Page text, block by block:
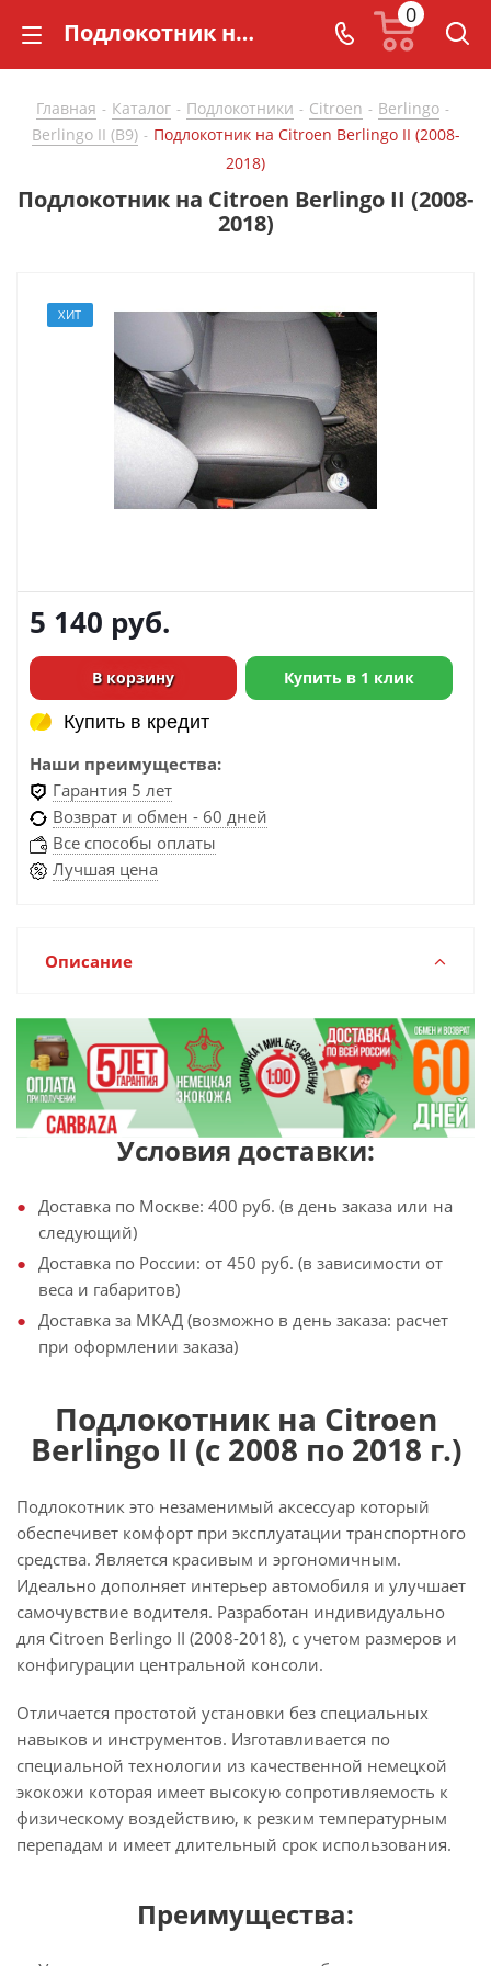
Подлокотник на Citroen Berlingo II (2008-2018) - купить в СarBaza
0
Главная - Каталог - Подлокотники - Citroen - Berlingo -
Berlingo II (B9) - Подлокотник на Citroen Berlingo II (2008-
2018)
Подлокотник на Citroen Berlingo II (2008-
2018)
ХИТ
5 140 руб.
В корзину Купить в 1 клик
Купить в кредит
Купить в кредит
Наши преимущества:
Гарантия 5 лет
Возврат и обмен - 60 дней
Все способы оплаты
Лучшая цена
Описание
Условия доставки:
Доставка по Москве: 400 руб. (в день заказа или на
следующий)
Доставка по России: от 450 руб. (в зависимости от
веса и габаритов)
Доставка за МКАД (возможно в день заказа: расчет
при оформлении заказа)
Подлокотник на Citroen
Berlingo II (с 2008 по 2018 г.)
Подлокотник это незаменимый аксессуар который
обеспечивет комфорт при эксплуатации транспортного
средства. Является красивым и эргономичным.
Идеально дополняет интерьер автомобиля и улучшает
самочувствие водителя. Разработан индивидуально
для Citroen Berlingo II (2008-2018), с учетом размеров и
конфигурации центральной консоли.
Отличается простотой установки без специальных
навыков и инструментов. Изготавливается по
специальной технологии из качественной немецкой
экокожи которая имеет высокую сопротивляемость к
физическому воздействию, к резким температурным
перепадам и имеет длительный срок использования.
Преимущества: